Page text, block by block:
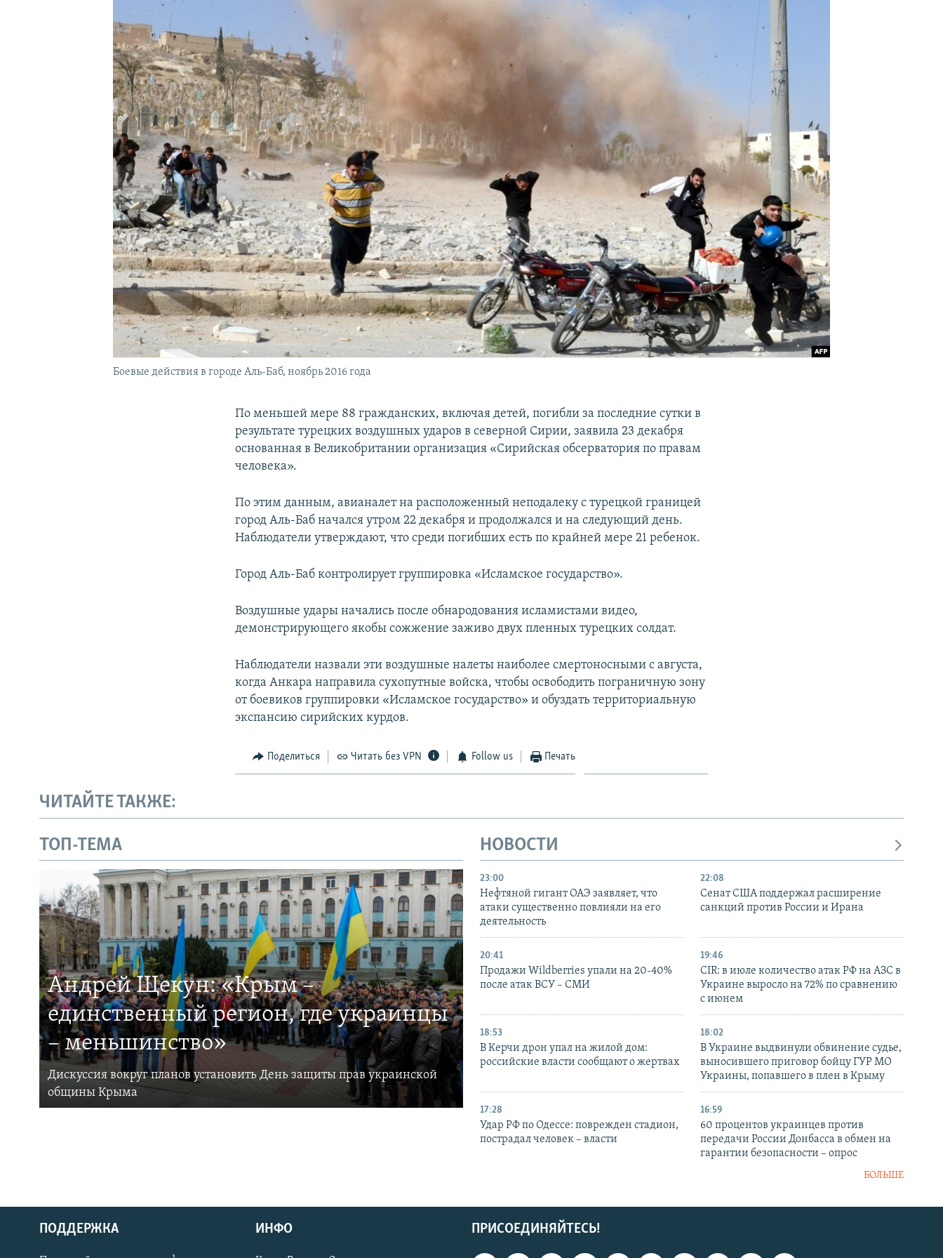
КРЫМ.НЕПОКОРЕННЫЙ
УКРАИНСКАЯ ПРОБЛЕМА КРЫМА
Боевые действия в городе Аль-Баб, ноябрь 2016 года
По меньшей мере 88 гражданских, включая детей, погибли за последние сутки в
результате турецких воздушных ударов в северной Сирии, заявила 23 декабря
основанная в Великобритании организация «Сирийская обсерватория по правам
человека».
По этим данным, авианалет на расположенный неподалеку с турецкой границей
город Аль-Баб начался утром 22 декабря и продолжался и на следующий день.
Наблюдатели утверждают, что среди погибших есть по крайней мере 21 ребенок.
Город Аль-Баб контролирует группировка «Исламское государство».
Воздушные удары начались после обнародования исламистами видео,
демонстрирующего якобы сожжение заживо двух пленных турецких солдат.
Наблюдатели назвали эти воздушные налеты наиболее смертоносными с августа,
когда Анкара направила сухопутные войска, чтобы освободить пограничную зону
от боевиков группировки «Исламское государство» и обуздать территориальную
экспансию сирийских курдов.
Поделиться Читать без VPN Follow us Печать
ЧИТАЙТЕ ТАКЖЕ:
ТОП-ТЕМА
Андрей Щекун: «Крым –
единственный регион, где украинцы
– меньшинство»
Дискуссия вокруг планов установить День защиты прав украинской
общины Крыма
НОВОСТИ
23:00
Нефтяной гигант ОАЭ заявляет, что
атаки существенно повлияли на его
деятельность
22:08
Сенат США поддержал расширение
санкций против России и Ирана
20:41
Продажи Wildberries упали на 20-40%
после атак ВСУ – СМИ
19:46
CIR: в июле количество атак РФ на АЗС в
Украине выросло на 72% по сравнению
с июнем
18:53
В Керчи дрон упал на жилой дом:
российские власти сообщают о жертвах
18:02
В Украине выдвинули обвинение судье,
выносившего приговор бойцу ГУР МО
Украины, попавшего в плен в Крыму
17:28
Удар РФ по Одессе: поврежден стадион,
пострадал человек – власти
16:59
60 процентов украинцев против
передачи России Донбасса в обмен на
гарантии безопасности – опрос
БОЛЬШЕ
ПРИСОЕДИНЯЙТЕСЬ!
ПОДДЕРЖКА ИНФО